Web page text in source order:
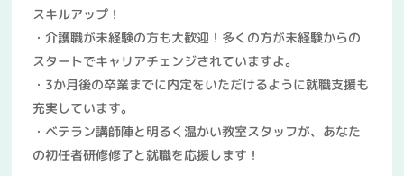
スキルアップ！
・介護職が未経験の方も大歓迎！多くの方が未経験からの
スタートでキャリアチェンジされていますよ。
・3か月後の卒業までに内定をいただけるように就職支援も
充実しています。
・ベテラン講師陣と明るく温かい教室スタッフが、あなた
の初任者研修修了と就職を応援します！